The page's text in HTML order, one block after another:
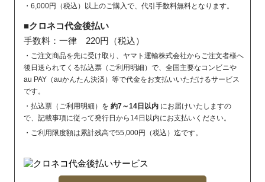
・6,000円（税込）以上のご購入で、代引手数料無料となります。
■クロネコ代金後払い
手数料：一律 220円（税込）
・ご注文商品を先に受け取り、ヤマト運輸株式会社からご注文者様へ
後日送られてくる払込票（ご利用明細）で、全国主要なコンビニや
au PAY（auかんたん決済）等で代金をお支払いいただけるサービス
です。
・払込票（ご利用明細）を約7～14日以内 にお届けいたしますの
で、記載事項に従って発行日から14日以内にお支払いください。
・ご利用限度額は累計残高で55,000円（税込）迄です。